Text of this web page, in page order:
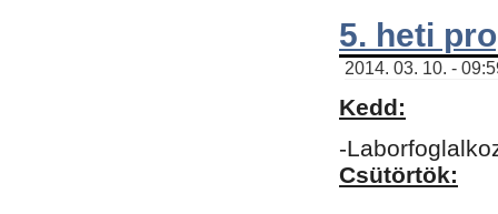
5. heti
2014. 03. 10. -
Kedd:
-
Csütörtök: